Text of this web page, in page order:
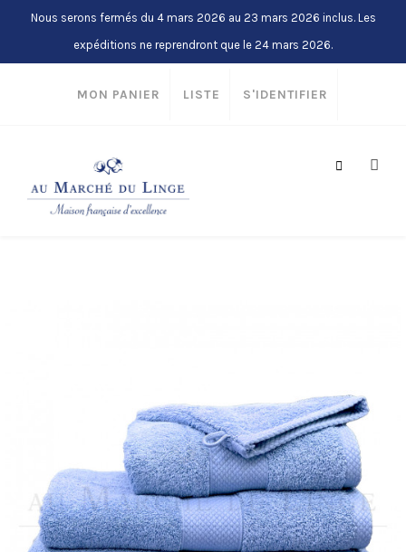
Nous serons fermés du 4 mars 2026 au 23 mars 2026 inclus. Les
expéditions ne reprendront que le 24 mars 2026.
MON PANIER LISTE S'IDENTIFIER